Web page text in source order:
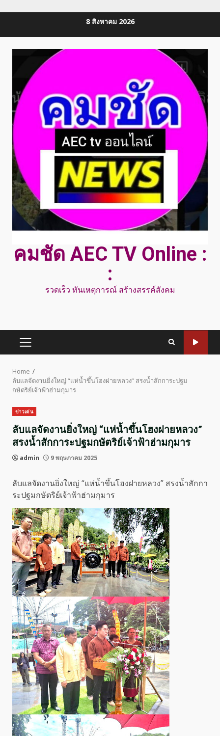
8 สิงหาคม 2026
คมชัด AEC TV Online :
:
รวดเร็ว ทันเหตุการณ์ สร้างสรรค์สังคม
PRIMARY
Home
ลับแลจัดงานยิ่งใหญ่ “แห่น้ำขึ้นโฮงฝายหลวง” สรงน้ำสักการะปฐม
กษัตริย์เจ้าฟ้าฮ่ามกุมาร
ข่าวเด่น
ลับแลจัดงานยิ่งใหญ่ “แห่น้ำขึ้นโฮงฝายหลวง”
สรงน้ำสักการะปฐมกษัตริย์เจ้าฟ้าฮ่ามกุมาร
admin 9 พฤษภาคม 2025
ลับแลจัดงานยิ่งใหญ่ “แห่น้ำขึ้นโฮงฝายหลวง” สรงน้ำสักกา
ระปฐมกษัตริย์เจ้าฟ้าฮ่ามกุมาร